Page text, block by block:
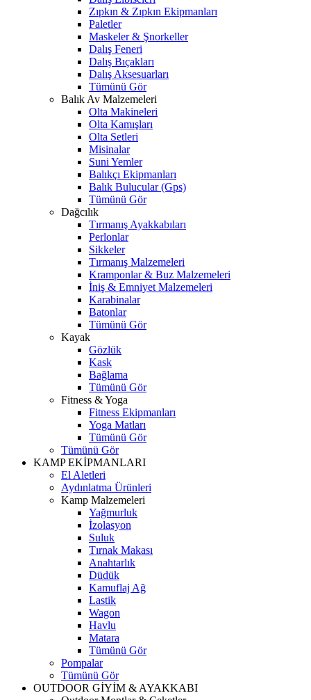
Zıpkın & Zıpkın Ekipmanları
Paletler
Maskeler & Şnorkeller
Dalış Feneri
Dalış Bıçakları
Dalış Aksesuarları
Tümünü Gör
Balık Av Malzemeleri
Olta Makineleri
Olta Kamışları
Olta Setleri
Misinalar
Suni Yemler
Balıkçı Ekipmanları
Balık Bulucular (Gps)
Tümünü Gör
Dağcılık
Tırmanış Ayakkabıları
Perlonlar
Sikkeler
Tırmanış Malzemeleri
Kramponlar & Buz Malzemeleri
İniş & Emniyet Malzemeleri
Karabinalar
Batonlar
Tümünü Gör
Kayak
Gözlük
Kask
Bağlama
Tümünü Gör
Fitness & Yoga
Fitness Ekipmanları
Yoga Matları
Tümünü Gör
Tümünü Gör
KAMP EKİPMANLARI
El Aletleri
Aydınlatma Ürünleri
Kamp Malzemeleri
Yağmurluk
İzolasyon
Suluk
Tırnak Makası
Anahtarlık
Düdük
Kamuflaj Ağ
Lastik
Wagon
Havlu
Matara
Tümünü Gör
Pompalar
Tümünü Gör
OUTDOOR GİYİM & AYAKKABI